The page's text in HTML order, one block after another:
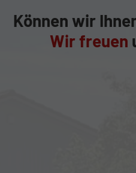
Können wir
Wir freuen